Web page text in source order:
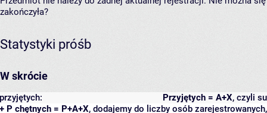
zakończyła?
Statystyki próśb
W skrócie
Przyjętych = A+X, czyli
przyjętych:
+ P chętnych = P+A+X, dodajemy do liczby osób